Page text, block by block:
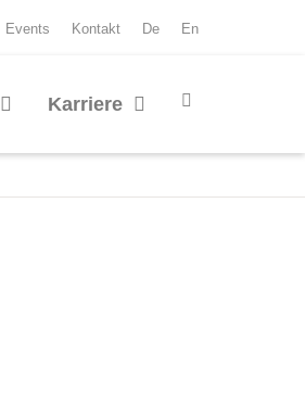
Events Kontakt De En
Karriere